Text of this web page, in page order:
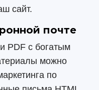
сайт.
почте
PDF с богатым
можно
по